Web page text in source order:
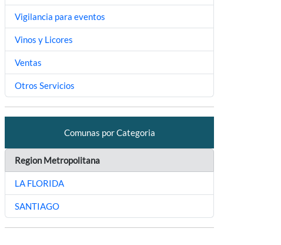
Vigilancia para eventos
Vinos y Licores
Ventas
Otros Servicios
Comunas por Categoria
Region Metropolitana
LA FLORIDA
SANTIAGO